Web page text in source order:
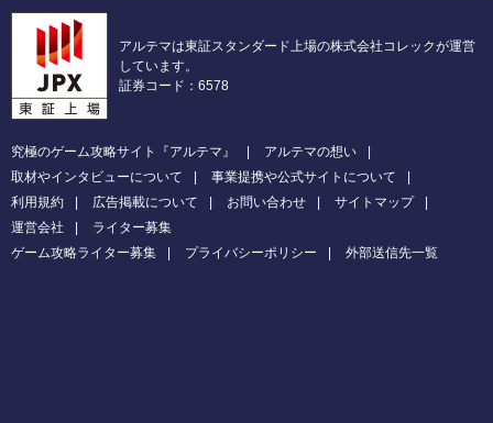
アルテマは東証スタンダード上場の株式会社コレックが運営
しています。
証券コード：6578
究極のゲーム攻略サイト『アルテマ』
アルテマの想い
取材やインタビューについて
事業提携や公式サイトについて
利用規約
広告掲載について お問い合わせ
サイトマップ
運営会社
ライター募集
ゲーム攻略ライター募集
プライバシーポリシー 外部送信先一覧